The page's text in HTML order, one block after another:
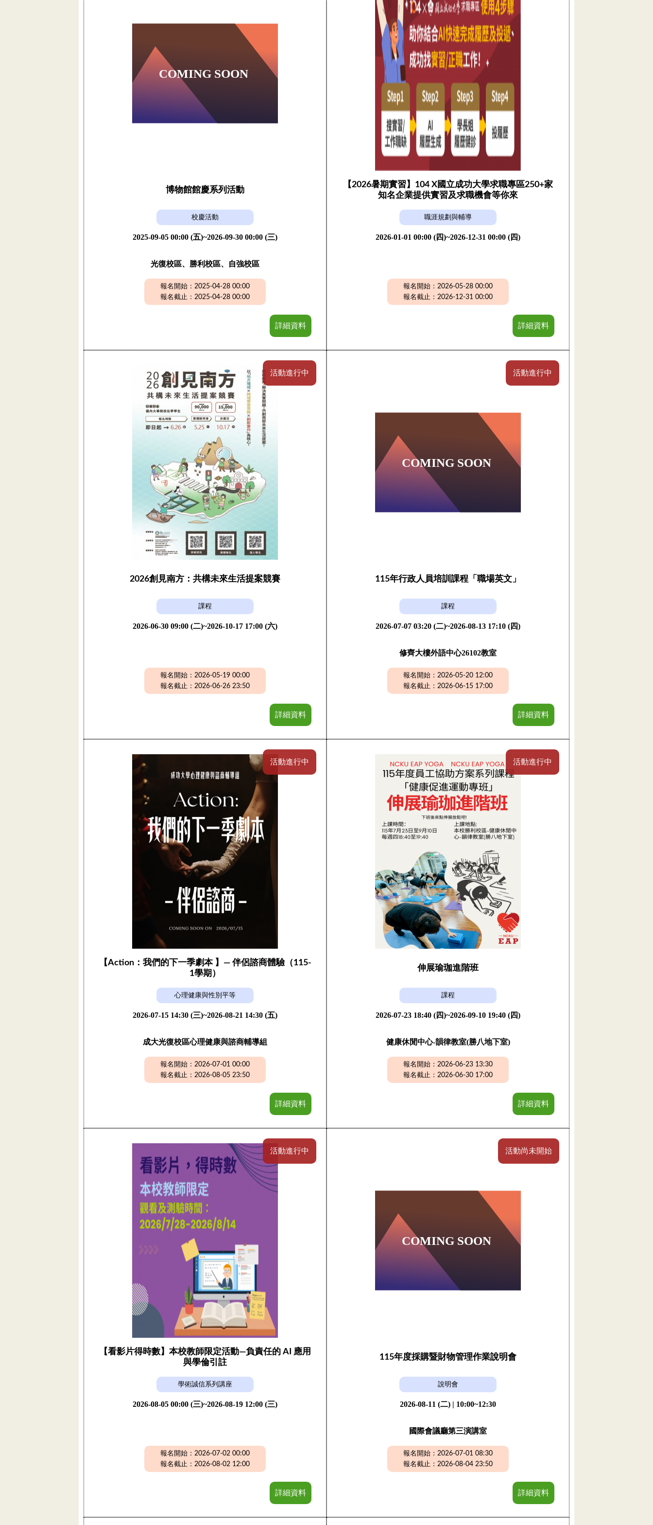
博物館館慶系列活動
校慶活動
2025-09-05 00:00 (五)~2026-09-30 00:00 (三)
光復校區、勝利校區、自強校區
報名開始：2025-04-28 00:00
報名截止：2025-04-28 00:00
詳細資料
【2026暑期實習】104 X國立成功大學求職專區250+家
知名企業提供實習及求職機會等你來
職涯規劃與輔導
2026-01-01 00:00 (四)~2026-12-31 00:00 (四)
報名開始：2026-05-28 00:00
報名截止：2026-12-31 00:00
詳細資料
活動進行中
2026創見南方：共構未來生活提案競賽
課程
2026-06-30 09:00 (二)~2026-10-17 17:00 (六)
報名開始：2026-05-19 00:00
報名截止：2026-06-26 23:50
詳細資料
活動進行中
115年行政人員培訓課程「職場英文」
課程
2026-07-07 03:20 (二)~2026-08-13 17:10 (四)
修齊大樓外語中心26102教室
報名開始：2026-05-20 12:00
報名截止：2026-06-15 17:00
詳細資料
活動進行中
【Action：我們的下一季劇本 】— 伴侶諮商體驗（115-
1學期）
心理健康與性別平等
2026-07-15 14:30 (三)~2026-08-21 14:30 (五)
成大光復校區心理健康與諮商輔導組
報名開始：2026-07-01 00:00
報名截止：2026-08-05 23:50
詳細資料
活動進行中
伸展瑜珈進階班
課程
2026-07-23 18:40 (四)~2026-09-10 19:40 (四)
健康休閒中心-韻律教室(勝八地下室)
報名開始：2026-06-23 13:30
報名截止：2026-06-30 17:00
詳細資料
活動進行中
【看影片得時數】本校教師限定活動—負責任的 AI 應用
與學倫引註
學術誠信系列講座
2026-08-05 00:00 (三)~2026-08-19 12:00 (三)
報名開始：2026-07-02 00:00
報名截止：2026-08-02 12:00
詳細資料
活動尚未開始
115年度採購暨財物管理作業說明會
說明會
2026-08-11 (二) | 10:00~12:30
國際會議廳第三演講室
報名開始：2026-07-01 08:30
報名截止：2026-08-04 23:50
詳細資料